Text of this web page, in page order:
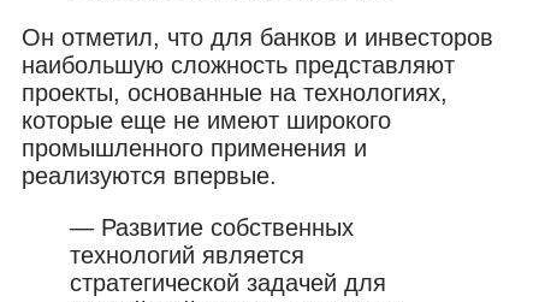
Он отметил, что для банков и инвесторов
наибольшую сложность представляют
проекты, основанные на технологиях,
которые еще не имеют широкого
промышленного применения и
реализуются впервые.
— Развитие собственных
технологий является
стратегической задачей для